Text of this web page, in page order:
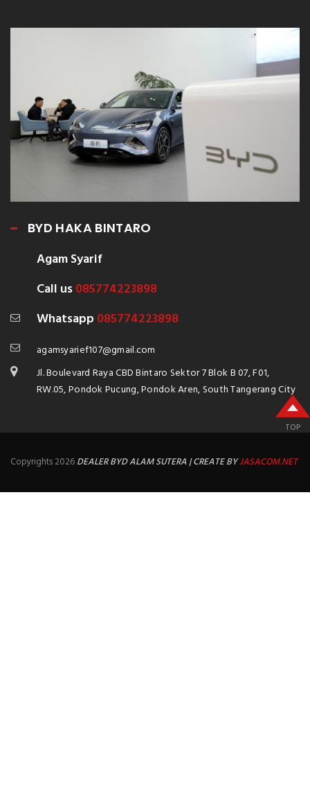
BYD HAKA BINTARO
Agam Syarif
Call us085774223898
Whatsapp 085774223898
agamsyarief107@gmail.com
Jl. Boulevard Raya CBD Bintaro Sektor 7 Blok B 07, F01,
RW.05, Pondok Pucung, Pondok Aren, South Tangerang City
Copyrights 2026DEALER BYD ALAM SUTERA | CREATE BYJASACOM.NET
TOP